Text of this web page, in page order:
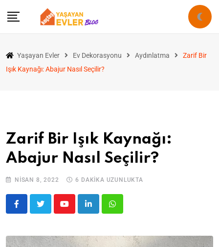
Yaşayan Evler Ev Dekorasyonu Aydınlatma
Zarif Bir
Işık Kaynağı: Abajur Nasıl Seçilir?
Zarif Bir Işık Kaynağı:
Abajur Nasıl Seçilir?
NISAN 8, 2022 6 DAKIKA UZUNLUKTA